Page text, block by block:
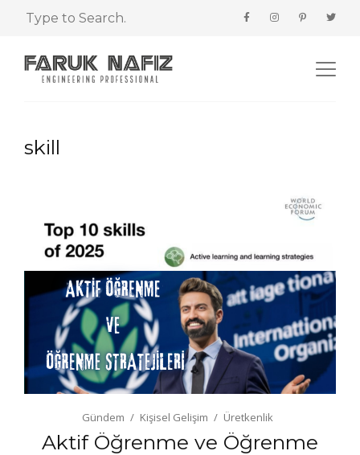
skill
Gündem Kişisel Gelişim Üretkenlik
Aktif Öğrenme ve Öğrenme